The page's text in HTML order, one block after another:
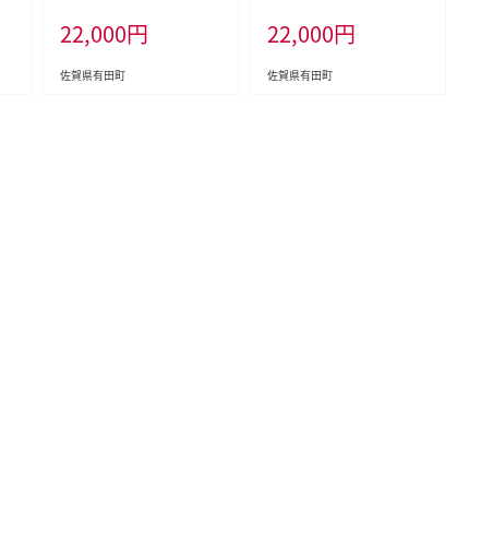
ご飯茶碗 飯碗 姫茶碗 子ど
も茶碗 小さめ 名入れ ギフト
プレゼント 出産祝い お祝い
22,000円
佐賀県有田町
ご飯茶碗 飯碗 姫茶碗 子ど
も茶碗 小さめ 名入れ ギフト
プレゼント 出産祝い お祝い
22,000円
佐賀県有田町